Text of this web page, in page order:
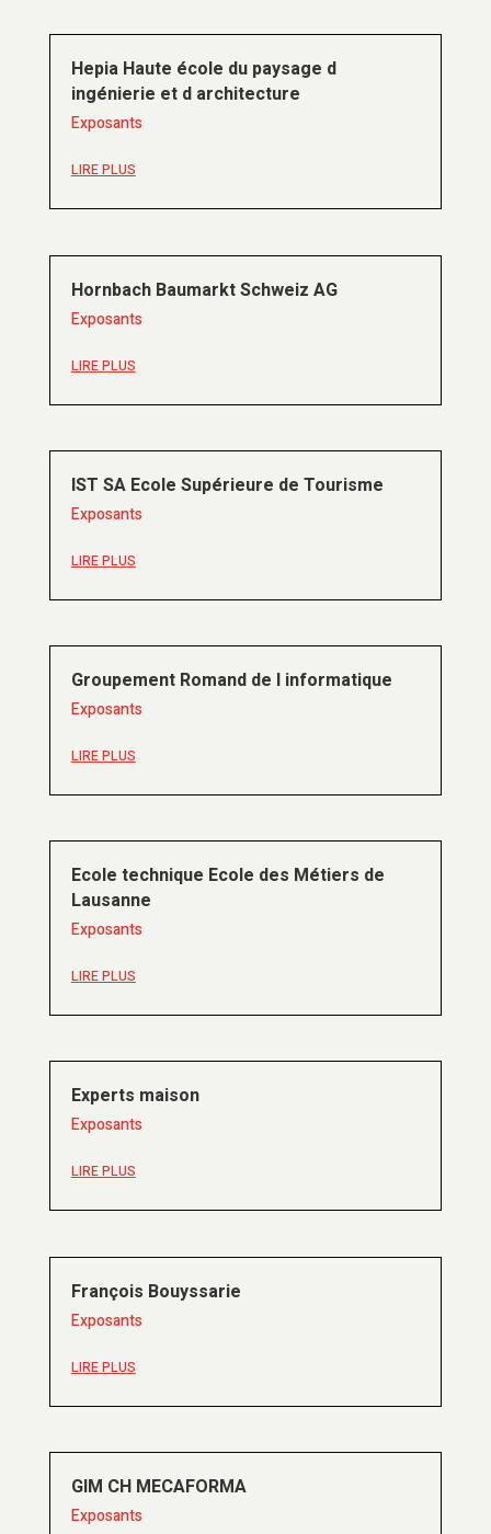
Hepia Haute école du paysage d
ingénierie et d architecture
Exposants
LIRE PLUS
Hornbach Baumarkt Schweiz AG
Exposants
LIRE PLUS
IST SA Ecole Supérieure de Tourisme
Exposants
LIRE PLUS
Groupement Romand de l informatique
Exposants
LIRE PLUS
Ecole technique Ecole des Métiers de
Lausanne
Exposants
LIRE PLUS
Experts maison
Exposants
LIRE PLUS
François Bouyssarie
Exposants
LIRE PLUS
GIM CH MECAFORMA
Exposants